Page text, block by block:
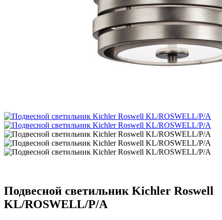
Подвесной светильник Kichler Roswell
KL/ROSWELL/P/A